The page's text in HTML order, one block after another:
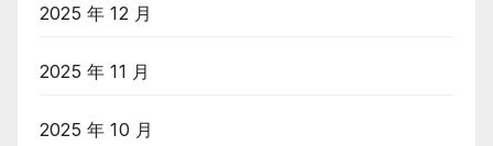
2025 年 12 月
2025 年 11 月
2025 年 10 月